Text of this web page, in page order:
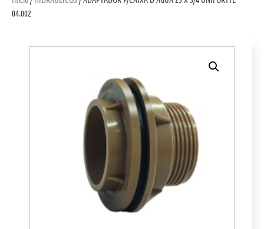
04.002